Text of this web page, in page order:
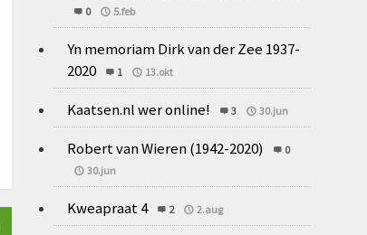
0 5.feb
Yn memoriam Dirk van der Zee 1937-
2020
1 13.okt
Kaatsen.nl wer online! 3 30.jun
Robert van Wieren (1942-2020)
0
30.jun
Kweapraat 4 2 2.aug